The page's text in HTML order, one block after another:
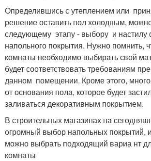
Определившись с утеплением или
решение оставить пол холодным,
следующему этапу - выбору и
напольного покрытия. Нужно помнить,
комнаты необходимо выбирать свой
будет соответствовать требованиям
данном помещении. Кроме этого,
от основания пола, которое будет
заливаться декоративным покрытием.
В строительных магазинах на
огромный выбор напольных покрытий,
можно выбрать подходящий вариа нт
комнаты